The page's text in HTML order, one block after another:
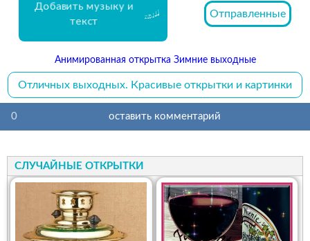
Добавить музыку и
текст
Отправленные
Анимированная открытка Зимние выходные
Отличных выходных. Красивые открытки и картинки
0 оставить комментарий
СЛУЧАЙНЫЕ ОТКРЫТКИ